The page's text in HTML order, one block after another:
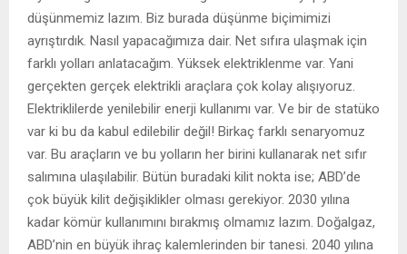
düşünmemiz lazım. Biz burada düşünme biçimimizi
ayrıştırdık. Nasıl yapacağımıza dair. Net sıfıra ulaşmak için
farklı yolları anlatacağım. Yüksek elektriklenme var. Yani
gerçekten gerçek elektrikli araçlara çok kolay alışıyoruz.
Elektriklilerde yenilebilir enerji kullanımı var. Ve bir de statüko
var ki bu da kabul edilebilir değil! Birkaç farklı senaryomuz
var. Bu araçların ve bu yolların her birini kullanarak net sıfır
salımına ulaşılabilir. Bütün buradaki kilit nokta ise; ABD’de
çok büyük kilit değişiklikler olması gerekiyor. 2030 yılına
kadar kömür kullanımını bırakmış olmamız lazım. Doğalgaz,
ABD’nin en büyük ihraç kalemlerinden bir tanesi. 2040 yılına